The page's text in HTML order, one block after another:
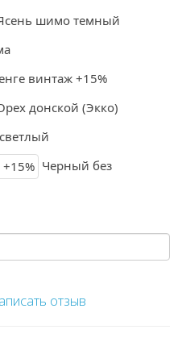
шимо темный
винтаж +15%
донской (Экко)
Черный без
отзыв